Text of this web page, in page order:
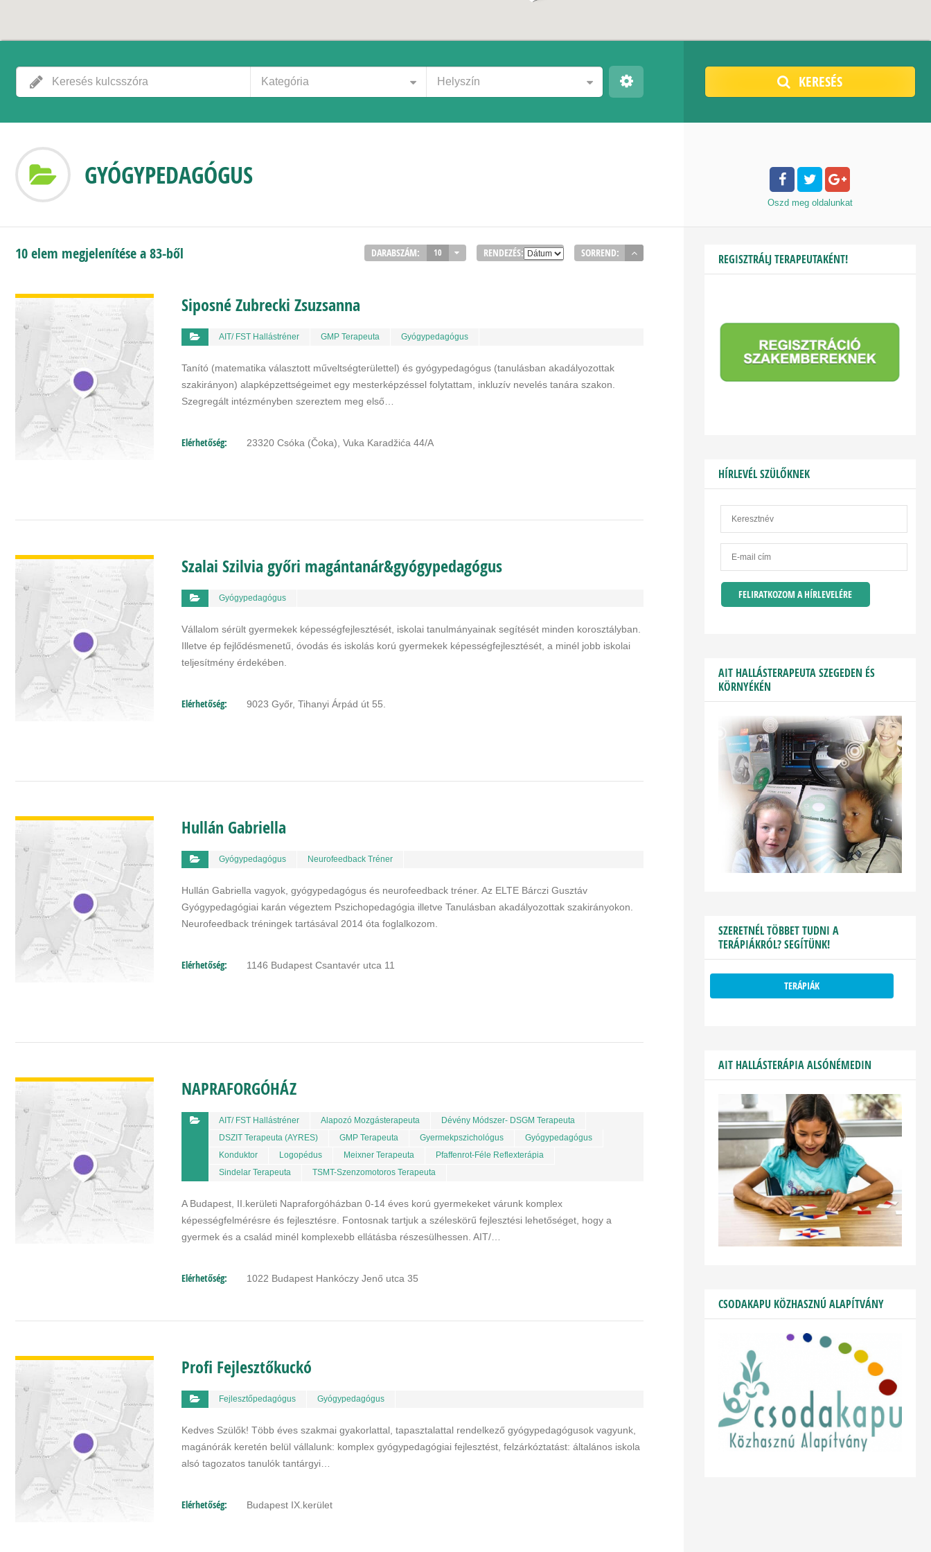
Kategória Helyszín KERESÉS
GYÓGYPEDAGÓGUS
Oszd meg oldalunkat
10 elem megjelenítése a 83-ből DARABSZÁM: 10 RENDEZÉS: SORREND:
Siposné Zubrecki Zsuzsanna
AIT/ FST Hallástréner GMP Terapeuta Gyógypedagógus
Tanító (matematika választott műveltségterülettel) és gyógypedagógus (tanulásban akadályozottak
szakirányon) alapképzettségeimet egy mesterképzéssel folytattam, inkluzív nevelés tanára szakon.
Szegregált intézményben szereztem meg első…
Elérhetőség: 23320 Csóka (Čoka), Vuka Karadžića 44/A
Szalai Szilvia győri magántanár&gyógypedagógus
Gyógypedagógus
Vállalom sérült gyermekek képességfejlesztését, iskolai tanulmányainak segítését minden korosztályban.
Illetve ép fejlődésmenetű, óvodás és iskolás korú gyermekek képességfejlesztését, a minél jobb iskolai
teljesítmény érdekében.
Elérhetőség: 9023 Győr, Tihanyi Árpád út 55.
Hullán Gabriella
Gyógypedagógus Neurofeedback Tréner
Hullán Gabriella vagyok, gyógypedagógus és neurofeedback tréner. Az ELTE Bárczi Gusztáv
Gyógypedagógiai karán végeztem Pszichopedagógia illetve Tanulásban akadályozottak szakirányokon.
Neurofeedback tréningek tartásával 2014 óta foglalkozom.
Elérhetőség: 1146 Budapest Csantavér utca 11
NAPRAFORGÓHÁZ
AIT/ FST Hallástréner Alapozó Mozgásterapeuta
Dévény Módszer- DSGM Terapeuta
DSZIT Terapeuta (AYRES)
GMP Terapeuta Gyermekpszichológus
Gyógypedagógus
Konduktor
Logopédus Meixner Terapeuta
Pfaffenrot-Féle Reflexterápia
Sindelar Terapeuta
TSMT-Szenzomotoros Terapeuta
A Budapest, II.kerületi Napraforgóházban 0-14 éves korú gyermekeket várunk komplex
képességfelmérésre és fejlesztésre. Fontosnak tartjuk a széleskörű fejlesztési lehetőséget, hogy a
gyermek és a család minél komplexebb ellátásba részesülhessen. AIT/…
Elérhetőség: 1022 Budapest Hankóczy Jenő utca 35
Profi Fejlesztőkuckó
Fejlesztőpedagógus Gyógypedagógus
Kedves Szülők! Több éves szakmai gyakorlattal, tapasztalattal rendelkező gyógypedagógusok vagyunk,
magánórák keretén belül vállalunk: komplex gyógypedagógiai fejlesztést, felzárkóztatást: általános iskola
alsó tagozatos tanulók tantárgyi…
Elérhetőség: Budapest IX.kerület
REGISZTRÁLJ TERAPEUTAKÉNT!
HÍRLEVÉL SZÜLŐKNEK
AIT HALLÁSTERAPEUTA SZEGEDEN ÉS
KÖRNYÉKÉN
SZERETNÉL TÖBBET TUDNI A
TERÁPIÁKRÓL? SEGÍTÜNK!
TERÁPIÁK
AIT HALLÁSTERÁPIA ALSÓNÉMEDIN
CSODAKAPU KÖZHASZNÚ ALAPÍTVÁNY